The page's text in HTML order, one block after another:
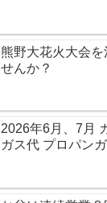
熊野大花火大会
せんか？
2026年6月、7月
ガス代 プロパン